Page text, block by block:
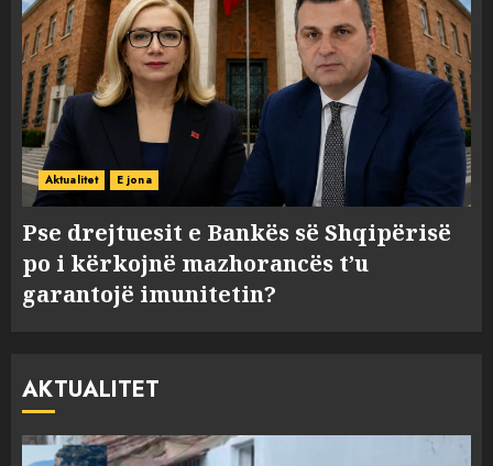
Aktualitet E jona
Pse drejtuesit e Bankës së Shqipërisë
po i kërkojnë mazhorancës t’u
garantojë imunitetin?
AKTUALITET